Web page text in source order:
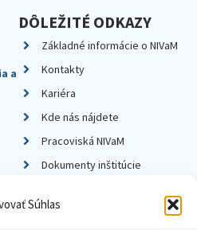
Súhlas
a
DÔLEŽITÉ ODKAZY
Základné informácie o NIVaM
Kontakty
Kariéra
Kde nás nájdete
Pracoviská NIVaM
Dokumenty inštitúcie